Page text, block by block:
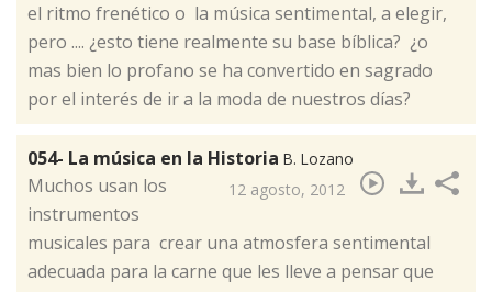
el ritmo frenético o la música sentimental, a elegir,
pero .... ¿esto tiene realmente su base bíblica? ¿o
mas bien lo profano se ha convertido en sagrado
por el interés de ir a la moda de nuestros días?
054- La música en la Historia B. Lozano
12 agosto, 2012
Muchos usan los
instrumentos
musicales para crear una atmosfera sentimental
adecuada para la carne que les lleve a pensar que